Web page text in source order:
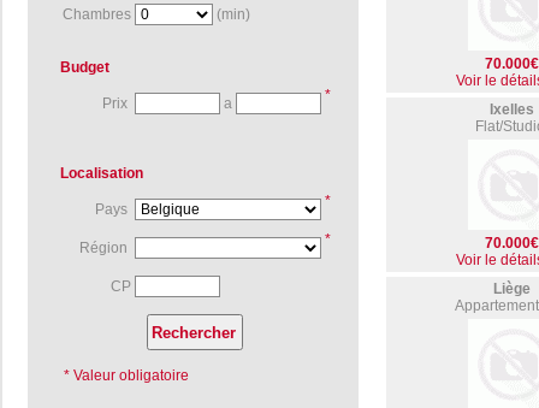
Chambres (min)
Budget
Prix a *
Localisation
Pays *
Région *
CP
* Valeur obligatoire
70.000€
Voir le
Ixelles
Flat/
70.000€
Voir le
Liège